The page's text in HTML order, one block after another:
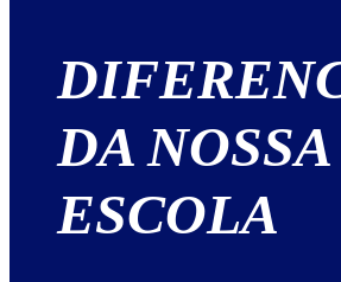
DA NOSSA
ESCOLA